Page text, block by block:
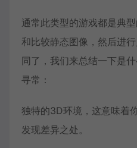
通常此类型的游戏都是典
和比较静态图像，然后进
同了，我们来总结一下是
寻常：
独特的3D环境，这意味着
发现差异之处。